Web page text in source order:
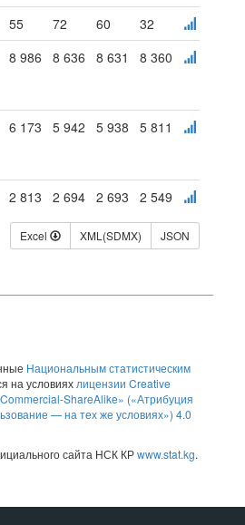
55 72 60
32
8 986 8 636 8 631 8 360
6 173 5 942 5 938 5 811
2 813 2 694 2 693 2 549
Excel XML(SDMX) JSON
Национальным статистическим
на условиях лицензии Creative
ShareAlike» («Атрибуция
— на тех же условиях») 4.0
сайта НСК КРwww.stat.kg.